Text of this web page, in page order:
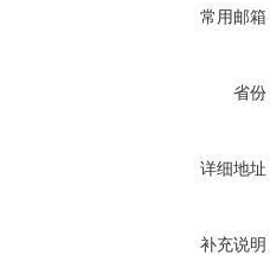
常用邮箱
省份
详细地址
补充说明